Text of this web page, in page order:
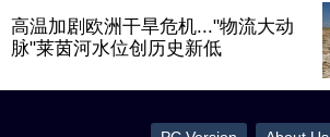
高温加剧欧洲干旱危机..."物流大动
脉"莱茵河水位创历史新低